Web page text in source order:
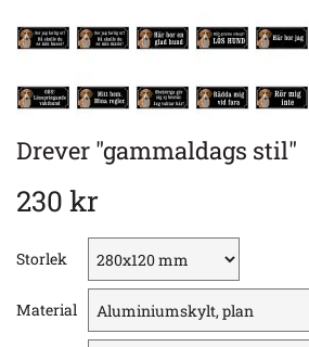
Drever "gammaldags stil"
230 kr
Storlek
Material